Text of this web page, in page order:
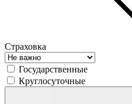
Страховка
Государственные
Круглосуточные